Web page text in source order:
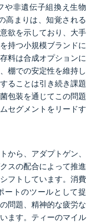
や非遺伝子組換え生物
高まりは、知覚される
欲を示しており、大手
持つ小規模ブランドに
料は合成オプションに
棚での安定性を維持し
ることは引き続き課題
包装を通じてこの問題
セグメントをリードす
から、アダプトゲン、
スの配合によって推進
フトしています。消費
ートのツールとして捉
問題、精神的な疲労な
ます。ティーのマイル